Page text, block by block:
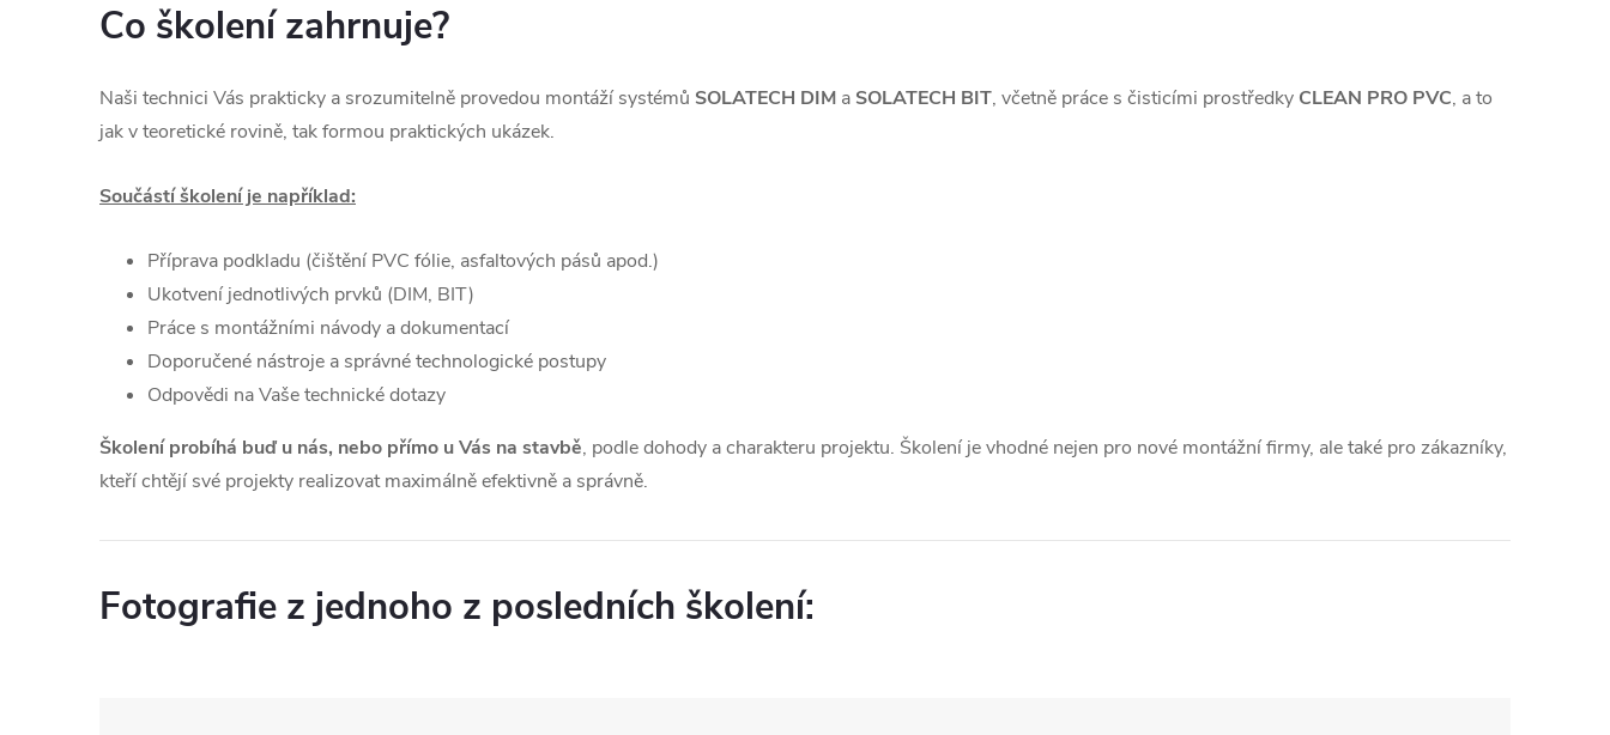
Co školení zahrnuje?
Naši technici Vás prakticky a srozumitelně provedou montáží systémů SOLATECH DIM a SOLATECH BIT, včetně práce s čisticími prostředky CLEAN PRO PVC, a to
jak v teoretické rovině, tak formou praktických ukázek.
Součástí školení je například:
Příprava podkladu (čištění PVC fólie, asfaltových pásů apod.)
Ukotvení jednotlivých prvků (DIM, BIT)
Práce s montážními návody a dokumentací
Doporučené nástroje a správné technologické postupy
Odpovědi na Vaše technické dotazy
Školení probíhá buď u nás, nebo přímo u Vás na stavbě, podle dohody a charakteru projektu. Školení je vhodné nejen pro nové montážní firmy, ale také pro zákazníky,
kteří chtějí své projekty realizovat maximálně efektivně a správně.
Fotografie z jednoho z posledních školení: